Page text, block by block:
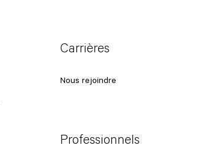
Carrières
Nous rejoindre
Professionnels